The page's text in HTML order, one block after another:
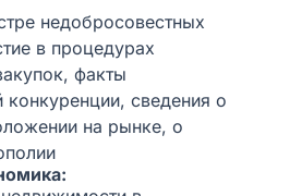
недобросовестных
в процедурах
факты
конкуренции, сведения о
на рынке, о